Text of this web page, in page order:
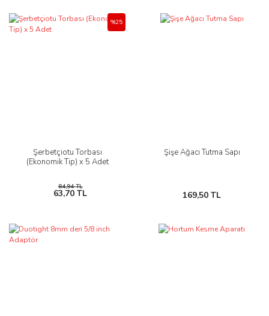
Şerbetçiotu Torbası
(Ekonomik Tip) x 5 Adet
%25
84,94 TL
63,70 TL
Şişe Ağacı Tutma Sapı
169,50 TL